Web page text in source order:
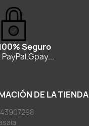
Seguro
DE LA TIENDA